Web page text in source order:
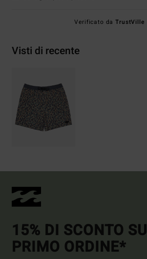
Verificato daTrustVille
Visti di recente
15% DI SCONTO
PRIMO ORDINE*